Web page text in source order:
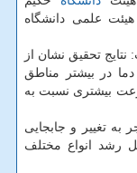
علمی دانشگاه
تحقیق نشان از
در بیشتر مناطق
بیشتری نسبت به
به تغییر و جابجایی
انواع مختلف